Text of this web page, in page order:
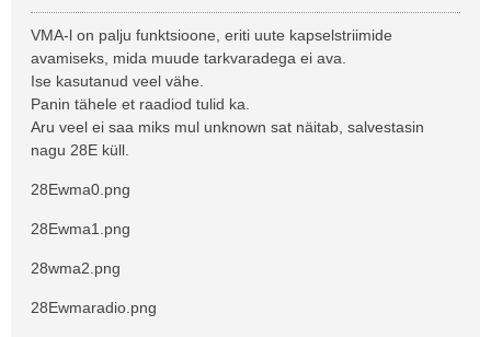
o
s
t
u
s
VMA-l on palju funktsioone, eriti uute kapselstriimide
avamiseks, mida muude tarkvaradega ei ava.
Ise kasutanud veel vähe.
Panin tähele et raadiod tulid ka.
Aru veel ei saa miks mul unknown sat näitab, salvestasin
nagu 28E küll.
28Ewma0.png
28Ewma1.png
28wma2.png
28Ewmaradio.png